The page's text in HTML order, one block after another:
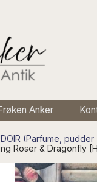
Anker
(Parfume,
Roser & Dragonfly